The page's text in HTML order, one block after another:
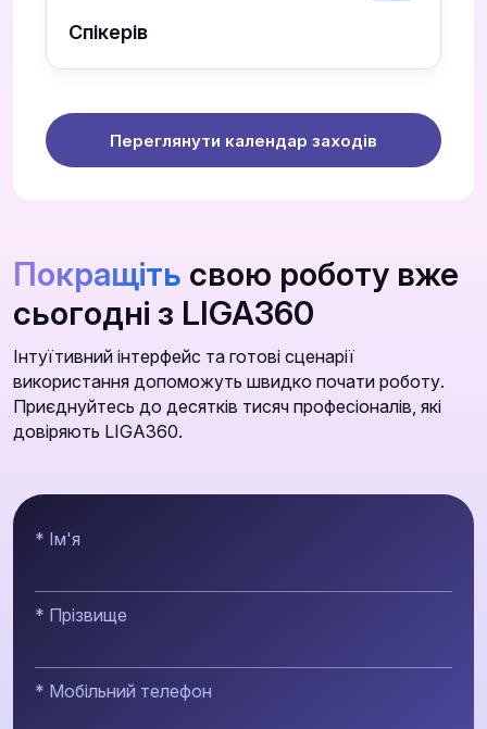
Спікерів
Переглянути календар заходів
Покращіть свою роботу вже
сьогодні з LIGA360
Інтуїтивний інтерфейс та готові сценарії
використання допоможуть швидко почати роботу.
Приєднуйтесь до десятків тисяч професіоналів, які
довіряють LIGA360.
* Ім'я
* Прізвище
* Мобільний телефон